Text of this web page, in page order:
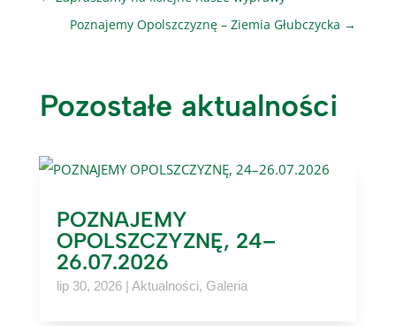
Poznajemy Opolszczyznę – Ziemia Głubczycka →
Pozostałe aktualności
POZNAJEMY
OPOLSZCZYZNĘ, 24–
26.07.2026
lip 30, 2026| Aktualności, Galeria